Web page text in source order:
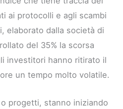
ai protocolli e agli scambi
elaborato dalla società di
del 35% la scorsa
investitori hanno ritirato il
un tempo molto volatile.
progetti, stanno iniziando